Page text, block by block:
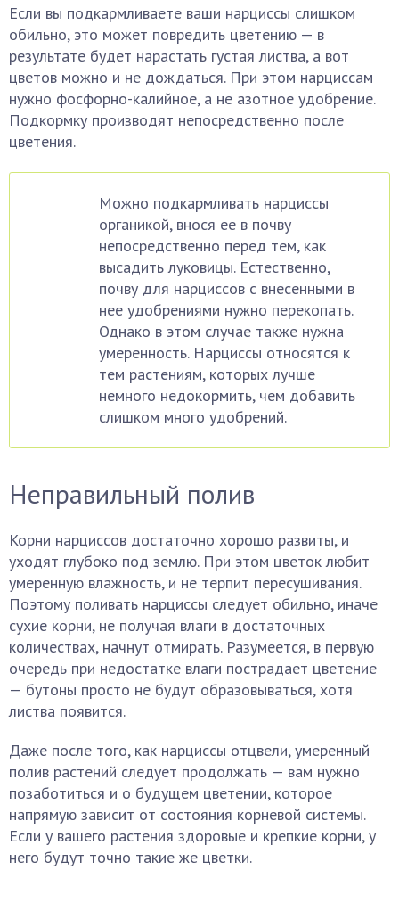
Если вы подкармливаете ваши нарциссы слишком
обильно, это может повредить цветению — в
результате будет нарастать густая листва, а вот
цветов можно и не дождаться. При этом нарциссам
нужно фосфорно-калийное, а не азотное удобрение.
Подкормку производят непосредственно после
цветения.
Можно подкармливать нарциссы
органикой, внося ее в почву
непосредственно перед тем, как
высадить луковицы. Естественно,
почву для нарциссов с внесенными в
нее удобрениями нужно перекопать.
Однако в этом случае также нужна
умеренность. Нарциссы относятся к
тем растениям, которых лучше
немного недокормить, чем добавить
слишком много удобрений.
Неправильный полив
Корни нарциссов достаточно хорошо развиты, и
уходят глубоко под землю. При этом цветок любит
умеренную влажность, и не терпит пересушивания.
Поэтому поливать нарциссы следует обильно, иначе
сухие корни, не получая влаги в достаточных
количествах, начнут отмирать. Разумеется, в первую
очередь при недостатке влаги пострадает цветение
— бутоны просто не будут образовываться, хотя
листва появится.
Даже после того, как нарциссы отцвели, умеренный
полив растений следует продолжать — вам нужно
позаботиться и о будущем цветении, которое
напрямую зависит от состояния корневой системы.
Если у вашего растения здоровые и крепкие корни, у
него будут точно такие же цветки.